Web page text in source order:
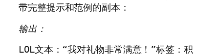
带完整提示和范例的副本：
输出：
LOL文本：“我对礼物非常满意！”标签：积